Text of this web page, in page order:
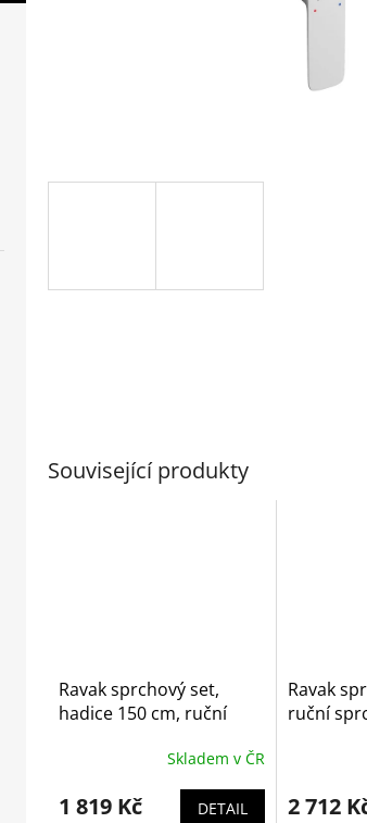
Související produkty
Ravak sprchový set,
hadice 150 cm, ruční
tyč 63 cm - 902.00Skladem v ČR
1 819 Kč DETAIL
Ravak
ruční
2 712